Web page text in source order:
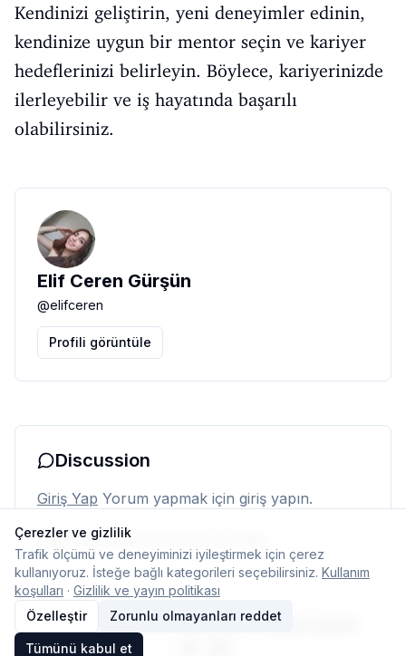
Kendinizi geliştirin, yeni deneyimler edinin,
kendinize uygun bir mentor seçin ve kariyer
hedeflerinizi belirleyin. Böylece, kariyerinizde
ilerleyebilir ve iş hayatında başarılı
olabilirsiniz.
Elif Ceren Gürşün
@elifceren
Profili görüntüle
Discussion
Giriş Yap Yorum yapmak için giriş yapın.
Henüz yorum yok. İlk yorumu siz yapın.
© 2026 TypelishAna SayfaEkipİletişimÇerez ayarları
Çerezler ve gizlilik
Trafik ölçümü ve deneyiminizi iyileştirmek için çerez
kullanıyoruz. İsteğe bağlı kategorileri seçebilirsiniz. Kullanım
koşulları · Gizlilik ve yayın politikası
Özelleştir
Zorunlu olmayanları reddet
Tümünü kabul et